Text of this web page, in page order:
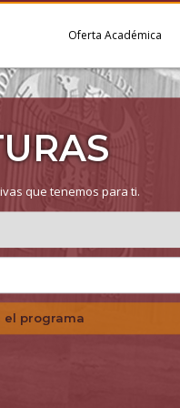
Oferta Académica
que tenemos para ti.
el programa